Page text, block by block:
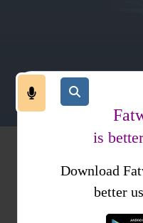
کتب فتاوی
فتاوی ثنائیہ امرتسری جلد 2
is
Download
better